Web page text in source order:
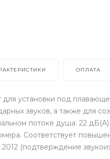
ОПЛАТА
для установки под
звуков, а также для
потоке душа: 22 дБ(A)
Соответствует
(подтверждение